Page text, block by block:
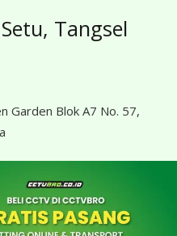
Tangsel
Garden Blok A7 No. 57,